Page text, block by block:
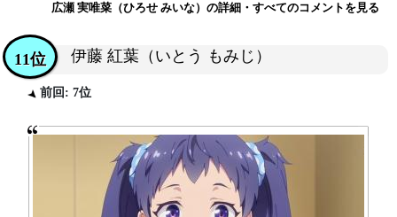
広瀬 実唯菜（ひろせ みいな）の詳細・すべてのコメントを見る
伊藤 紅葉（いとう もみじ）
11位
前回: 7位